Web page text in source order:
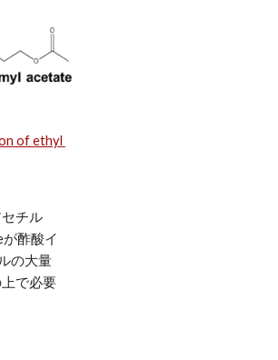
of ethyl
チル
酢酸イ
の大量
で必要